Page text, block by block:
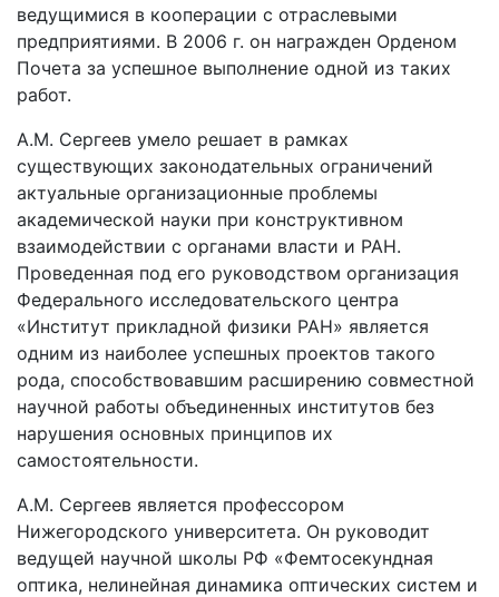
ведущимися в кооперации с отраслевыми
предприятиями. В 2006 г. он награжден Орденом
Почета за успешное выполнение одной из таких
работ.
А.М. Сергеев умело решает в рамках
существующих законодательных ограничений
актуальные организационные проблемы
академической науки при конструктивном
взаимодействии с органами власти и РАН.
Проведенная под его руководством организация
Федерального исследовательского центра
«Институт прикладной физики РАН» является
одним из наиболее успешных проектов такого
рода, способствовавшим расширению совместной
научной работы объединенных институтов без
нарушения основных принципов их
самостоятельности.
А.М. Сергеев является профессором
Нижегородского университета. Он руководит
ведущей научной школы РФ «Фемтосекундная
оптика, нелинейная динамика оптических систем и